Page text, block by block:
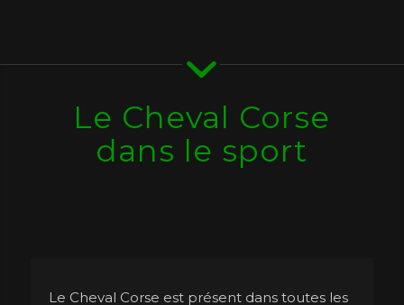
Le Cheval Corse
dans le sport
Le Cheval Corse est présent dans toutes les